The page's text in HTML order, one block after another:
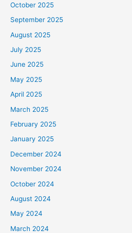
October 2025
September 2025
August 2025
July 2025
June 2025
May 2025
April 2025
March 2025
February 2025
January 2025
December 2024
November 2024
October 2024
August 2024
May 2024
March 2024